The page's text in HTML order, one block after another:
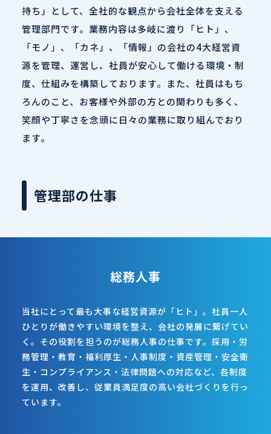
持ち」として、全社的な観点から会社全体を支える
管理部門です。業務内容は多岐に渡り「ヒト」、
「モノ」、「カネ」、「情報」の会社の4大経営資
源を管理、運営し、社員が安心して働ける環境・制
度、仕組みを構築しております。また、社員はもち
ろんのこと、お客様や外部の方との関わりも多く、
笑顔や丁寧さを念頭に日々の業務に取り組んでおり
ます。
管理部の仕事
総務人事
当社にとって最も大事な経営資源が「ヒト」。社員一人
ひとりが働きやすい環境を整え、会社の発展に繋げてい
く。その役割を担うのが総務人事の仕事です。採用・労
務管理・教育・福利厚生・人事制度・資産管理・安全衛
生・コンプライアンス・法律問題への対応など、各制度
を運用、改善し、従業員満足度の高い会社づくりを行っ
ています。